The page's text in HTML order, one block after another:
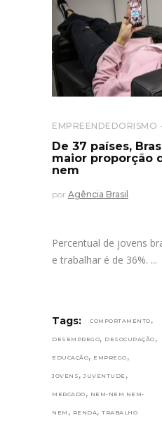
EMPREENDEDORISMO
De 37 países,
maior proporção
nem
por Agência Brasil
Percentual de jovens
e trabalhar é de 36%.
Tags: COMPORTAMENTO ,
DESEMPREGO, DESOCUPAÇÃO ,
EDUCAÇÃO, EMPREGO ,
JOVENS , JUVENTUDE ,
MERCADO , NEM-NEM NEM-
NEM , RENDA, TRABALHO